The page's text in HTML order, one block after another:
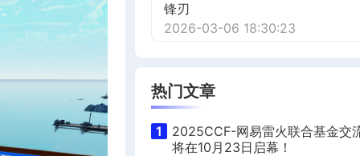
锋刃
2026-03-06 18:30:23
热门文章
1
2025CCF-网易雷火联合基金交
将在10月23日启幕！